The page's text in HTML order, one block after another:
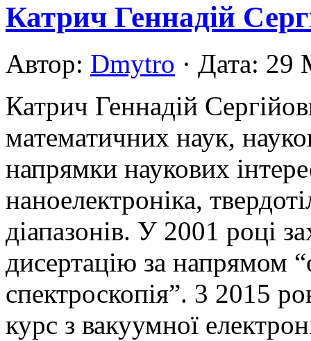
Катрич Геннадій
Автор: Dmytro · Дата: 29
Катрич Геннадій
математичних наук,
напрямки наукових
наноелектроніка,
діапазонів. У 2001 році
дисертацію за напрямом
спектроскопія”. 3 2015
курс з вакуумної